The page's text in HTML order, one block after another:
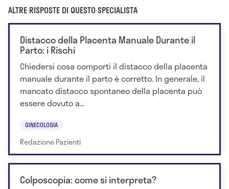
ALTRE RISPOSTE DI QUESTO SPECIALISTA
Distacco della Placenta Manuale Durante il
Parto: i Rischi
Chiedersi cosa comporti il distacco della placenta
manuale durante il parto è corretto. In generale, il
mancato distacco spontaneo della placenta può
essere dovuto a...
GINECOLOGIA
Redazione Pazienti
Colposcopia: come si interpreta?